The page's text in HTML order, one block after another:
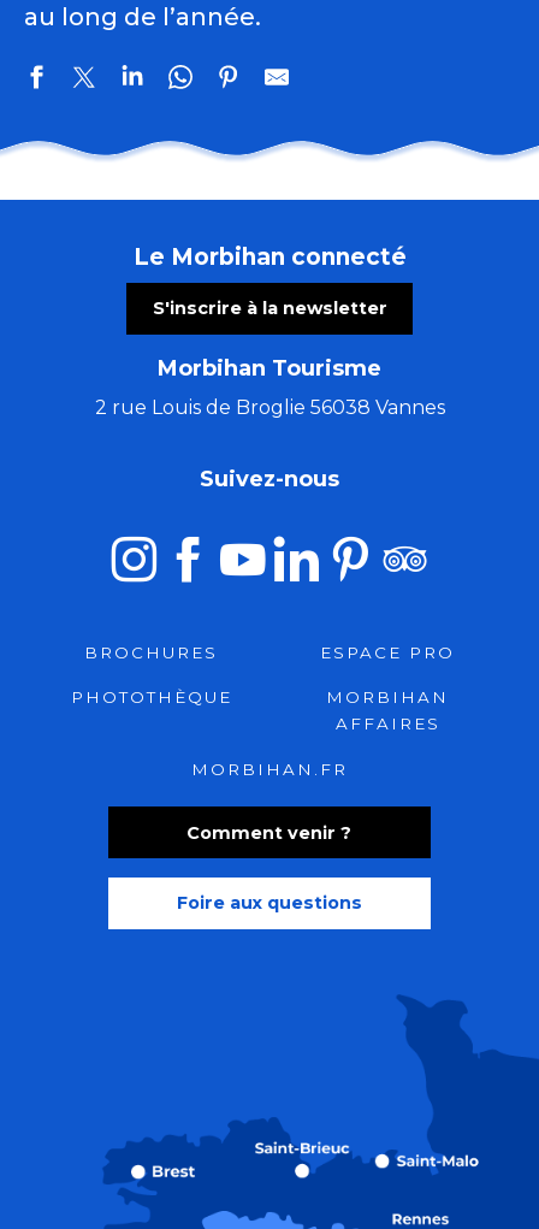
au long de l’année.
Choeur Polyphonia de Vannes
La seigneurie de Guémené au 14e siècle :
Pardon de Saint-Michel
Fête patronale de Saint-Michel
Grandeur nature : bain de nature
Le MarSOINS : Corps, gestes et postures
Le MarSOINS : Alimentation
Le Morbihan connecté
S'inscrire à la newsletter
Morbihan Tourisme
2 rue Louis de Broglie 56038 Vannes
Comment venir ?
Foire aux questions
Suivez-nous
BROCHURES ESPACE PRO
PHOTOTHÈQUE
MORBIHAN
AFFAIRES
MORBIHAN.FR